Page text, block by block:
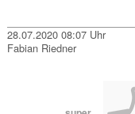
28.07.2020 08:07 Uhr
Fabian Riedner